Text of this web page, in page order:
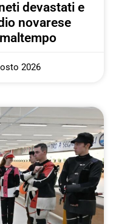
devastati e
novarese
2026